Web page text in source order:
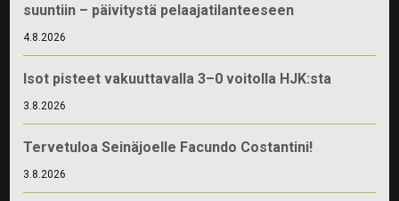
suuntiin – päivitystä pelaajatilanteeseen
4.8.2026
Isot pisteet vakuuttavalla 3–0 voitolla HJK:sta
3.8.2026
Tervetuloa Seinäjoelle Facundo Costantini!
3.8.2026